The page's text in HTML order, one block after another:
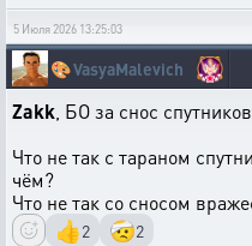
5 Июля 2026 13:25:03
🎨VasyaMalevich
Zakk , БО за снос
Что не так с тараном
чём?
Что не так со сносом
👍2 🤕2